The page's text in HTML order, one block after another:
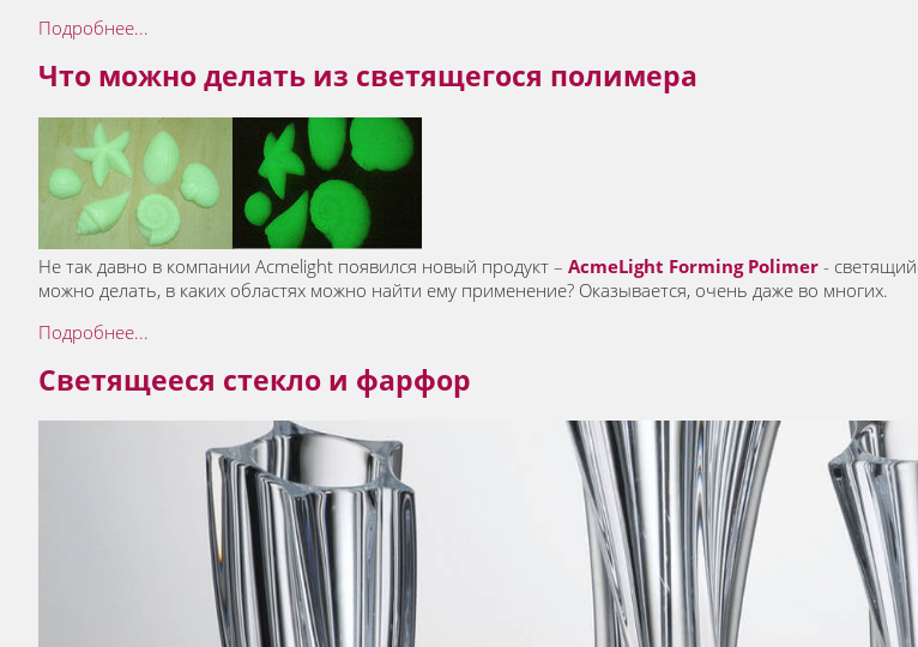
Подробнее...
Что можно делать из светящегося полимера
Не так давно в компании Acmelight появился новый продукт – AcmeLight Forming Polimer -
можно делать, в каких областях можно найти ему применение? Оказывается, очень даже во многих.
Подробнее...
Светящееся стекло и фарфор